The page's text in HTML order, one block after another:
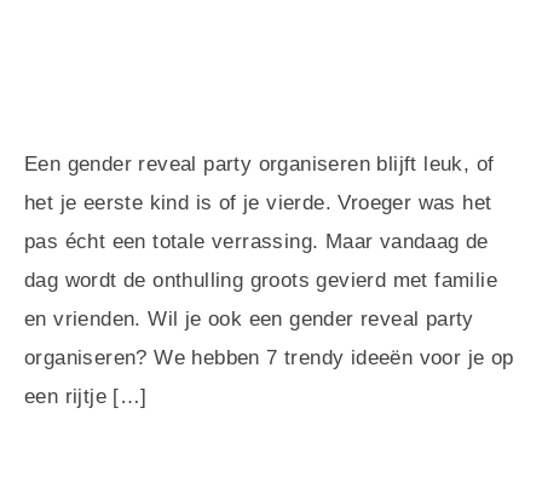
Een gender reveal party organiseren blijft leuk, of
het je eerste kind is of je vierde. Vroeger was het
pas écht een totale verrassing. Maar vandaag de
dag wordt de onthulling groots gevierd met familie
en vrienden. Wil je ook een gender reveal party
organiseren? We hebben 7 trendy ideeën voor je op
een rijtje […]